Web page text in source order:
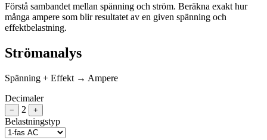
Förstå sambandet mellan spänning och ström. Beräkna exakt hur
många ampere som blir resultatet av en given spänning och
effektbelastning.
Strömanalys
Spänning + Effekt → Ampere
Decimaler
− 2 +
Belastningstyp